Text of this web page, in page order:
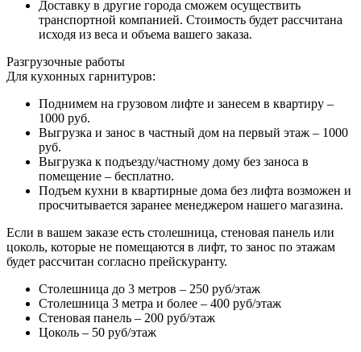
Доставку в другие города сможем осуществить
транспортной компанией. Стоимость будет рассчитана
исходя из веса и объема вашего заказа.
Разгрузочные работы
Для кухонных гарнитуров:
Поднимем на грузовом лифте и занесем в квартиру –
1000 руб.
Выгрузка и занос в частный дом на первый этаж – 1000
руб.
Выгрузка к подъезду/частному дому без заноса в
помещение – бесплатно.
Подъем кухни в квартирные дома без лифта возможен и
просчитывается заранее менеджером нашего магазина.
Если в вашем заказе есть столешница, стеновая панель или
цоколь, которые не помещаются в лифт, то занос по этажам
будет рассчитан согласно прейскуранту.
Столешница до 3 метров – 250 руб/этаж
Столешница 3 метра и более – 400 руб/этаж
Стеновая панель – 200 руб/этаж
Цоколь – 50 руб/этаж